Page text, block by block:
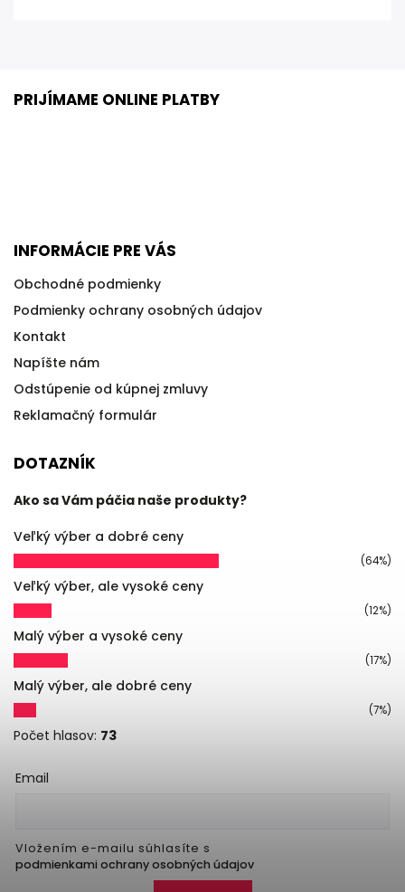
PRIJÍMAME ONLINE PLATBY
INFORMÁCIE PRE VÁS
Obchodné podmienky
Podmienky ochrany osobných údajov
Kontakt
Napíšte nám
Odstúpenie od kúpnej zmluvy
Reklamačný formulár
DOTAZNÍK
Ako sa Vám páčia naše produkty?
Veľký výber a dobré ceny
(64%)
Veľký výber, ale vysoké ceny
(12%)
Malý výber a vysoké ceny
(17%)
Malý výber, ale dobré ceny
(7%)
Počet hlasov: 73
Email
Vložením e-mailu súhlasíte s
podmienkami ochrany osobných údajov